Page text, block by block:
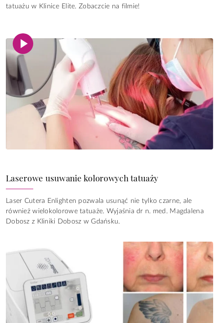
tatuażu w Klinice Elite. Zobaczcie na filmie!
Laserowe usuwanie kolorowych tatuaży
Laser Cutera Enlighten pozwala usunąć nie tylko czarne, ale
również wielokolorowe tatuaże. Wyjaśnia dr n. med. Magdalena
Dobosz z Kliniki Dobosz w Gdańsku.